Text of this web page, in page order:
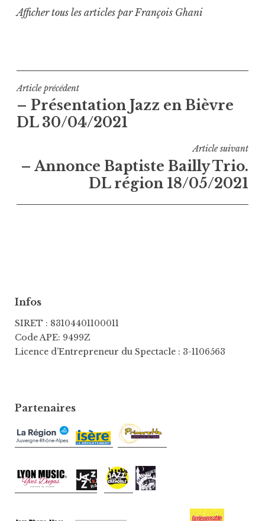
Afficher tous les articles par François Ghani
Navigation
de
l’article
Article précédent
– Présentation Jazz en Bièvre
DL 30/04/2021
Article suivant
– Annonce Baptiste Bailly Trio.
DL région 18/05/2021
Infos
SIRET : 83104401100011
Code APE: 9499Z
Licence d’Entrepreneur du Spectacle : 3-1106563
Partenaires